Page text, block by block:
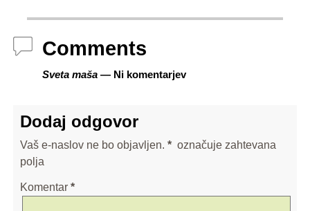
Comments
Sveta maša— Ni komentarjev
Dodaj odgovor
Vaš e-naslov ne bo objavljen. * označuje zahtevana
polja
Komentar *